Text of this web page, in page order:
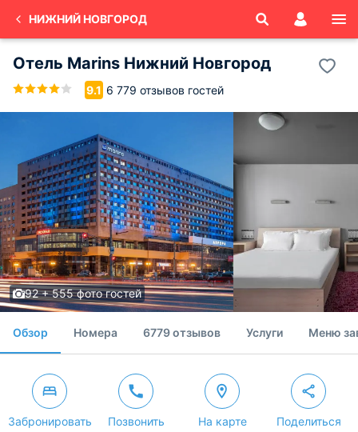
НИЖНИЙ НОВГОРОД
Отель Marins Нижний Новгород
9.1 6 779 отзывов гостей
92 + 555 фото гостей
Обзор Номера 6779 отзывов Услуги Меню
Забронировать Позвонить На карте Поделиться